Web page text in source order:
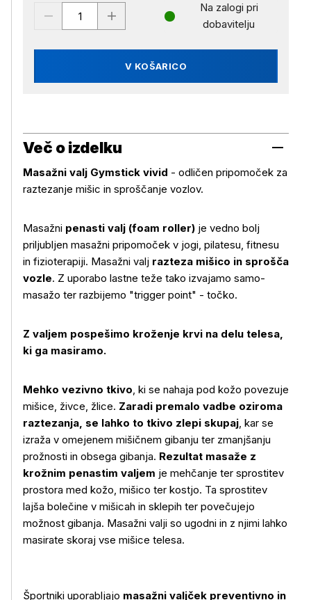
V KOŠARICO
Na zalogi pri
dobavitelju
Več o izdelku
Več o izdelku
Masažni valj Gymstick vivid - odličen pripomoček za
raztezanje mišic in sproščanje vozlov.
Masažni penasti valj (foam roller) je vedno bolj
priljubljen masažni pripomoček v jogi, pilatesu, fitnesu
in fizioterapiji. Masažni valj razteza mišico in sprošča
vozle. Z uporabo lastne teže tako izvajamo samo-
masažo ter razbijemo "trigger point" - točko.
Z valjem pospešimo kroženje krvi na delu telesa,
ki ga masiramo.
Mehko vezivno tkivo, ki se nahaja pod kožo povezuje
mišice, živce, žlice. Zaradi premalo vadbe oziroma
raztezanja, se lahko to tkivo zlepi skupaj, kar se
izraža v omejenem mišičnem gibanju ter zmanjšanju
prožnosti in obsega gibanja. Rezultat masaže z
krožnim penastim valjem je mehčanje ter sprostitev
prostora med kožo, mišico ter kostjo. Ta sprostitev
lajša bolečine v mišicah in sklepih ter povečujejo
možnost gibanja. Masažni valji so ugodni in z njimi lahko
masirate skoraj vse mišice telesa.
Športniki uporabljajo masažni valjček preventivno in